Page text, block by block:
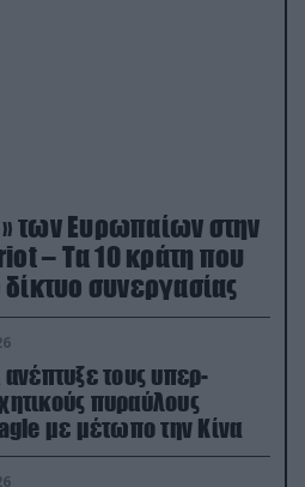
των Ευρωπαίων στην
– Τα 10 κράτη που
συνεργασίας
τους υπερ-
πυραύλους
με μέτωπο την Κίνα